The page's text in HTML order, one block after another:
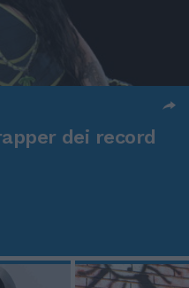
dei record